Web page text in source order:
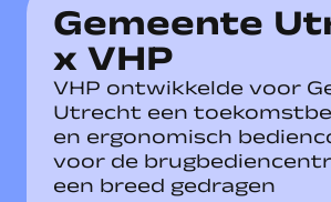
Gemeente
x VHP
VHP ontwikkelde voor
Utrecht een
en ergonomisch
voor de
een breed gedragen